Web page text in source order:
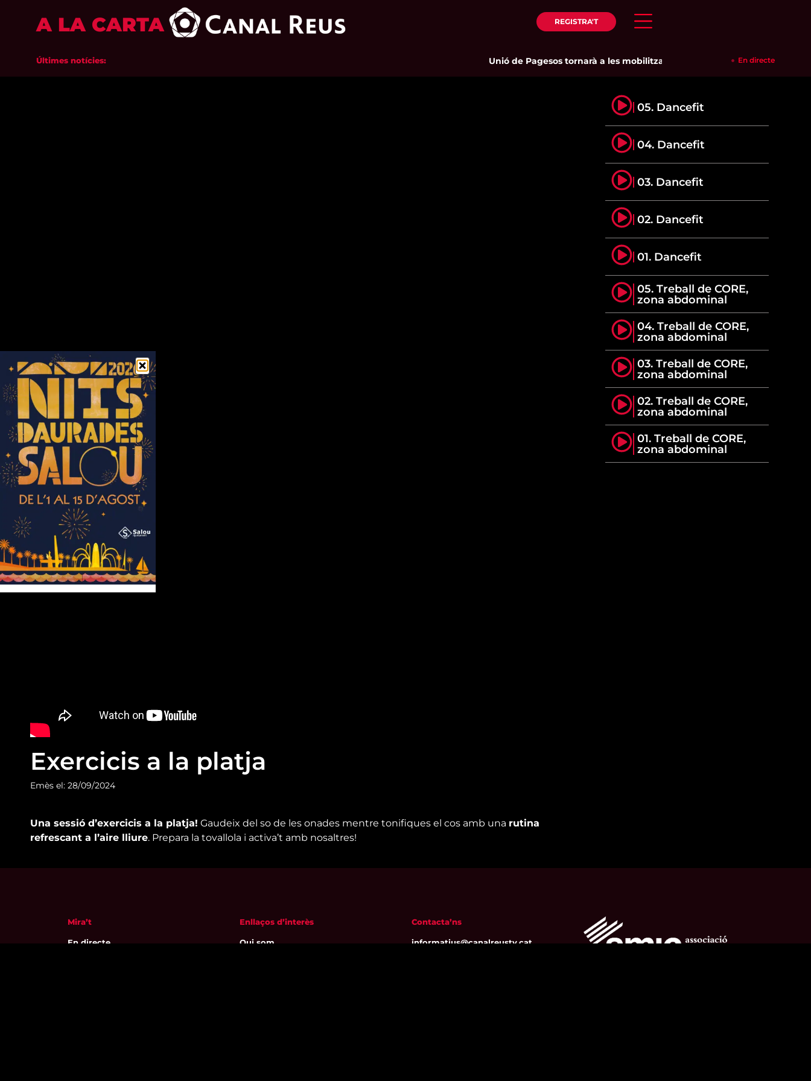
A LA CARTA REGISTRA'T
Últimes notícies: Unió de Pagesos tornarà a les mobilitzacions per defensar els cultius de la
En directe
Exercicis a la platja
Emès el: 28/09/2024
Una sessió d’exercicis a la platja! Gaudeix del so de les onades mentre tonifiques el cos amb una rutina
refrescant a l’aire lliure. Prepara la tovallola i activa’t amb nosaltres!
05. Dancefit
04. Dancefit
03. Dancefit
02. Dancefit
01. Dancefit
05. Treball de CORE,
zona abdominal
04. Treball de CORE,
zona abdominal
03. Treball de CORE,
zona abdominal
02. Treball de CORE,
zona abdominal
01. Treball de CORE,
zona abdominal
Mira’t
En directe
Enllaços d’interès
Qui som
Contacta’ns
informatius@canalreustv.cat